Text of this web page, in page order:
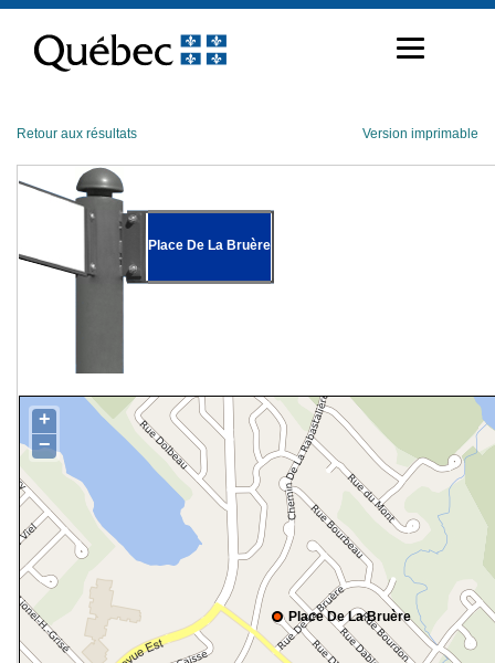
contenu
Retour aux résultats Version imprimable
Place De La Bruère
Place De La Bruère
+
−